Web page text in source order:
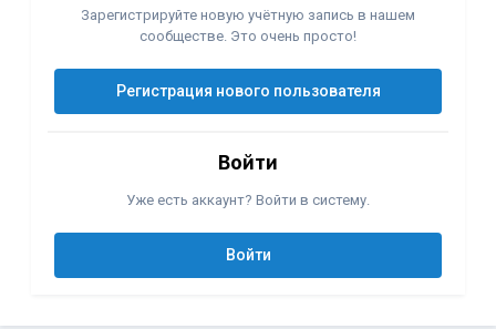
Зарегистрируйте новую учётную запись в нашем
сообществе. Это очень просто!
Регистрация нового пользователя
Войти
Уже есть аккаунт? Войти в систему.
Войти